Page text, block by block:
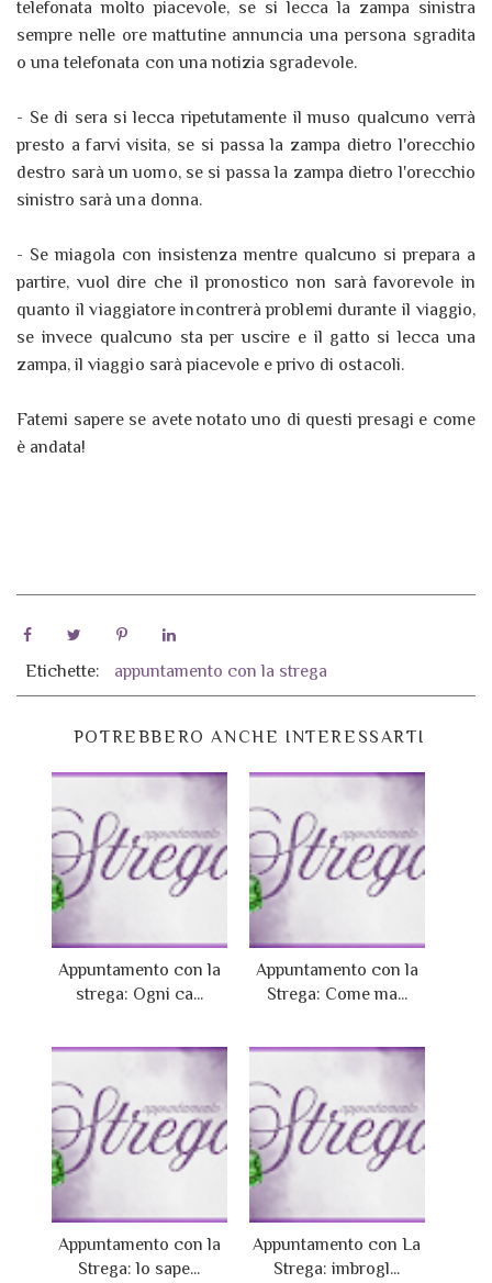
telefonata molto piacevole, se si lecca la zampa sinistra
sempre nelle ore mattutine annuncia una persona sgradita
o una telefonata con una notizia sgradevole.
- Se di sera si lecca ripetutamente il muso qualcuno verrà
presto a farvi visita, se si passa la zampa dietro l'orecchio
destro sarà un uomo, se si passa la zampa dietro l'orecchio
sinistro sarà una donna.
- Se miagola con insistenza mentre qualcuno si prepara a
partire, vuol dire che il pronostico non sarà favorevole in
quanto il viaggiatore incontrerà problemi durante il viaggio,
se invece qualcuno sta per uscire e il gatto si lecca una
zampa, il viaggio sarà piacevole e privo di ostacoli.
Fatemi sapere se avete notato uno di questi presagi e come
è andata!
Etichette: appuntamento con la strega
POTREBBERO ANCHE INTERESSARTI
Appuntamento con la
strega: Ogni ca...
Appuntamento con la
Strega: Come ma...
Appuntamento con la
Strega: lo sape...
Appuntamento con La
Strega: imbrogl...